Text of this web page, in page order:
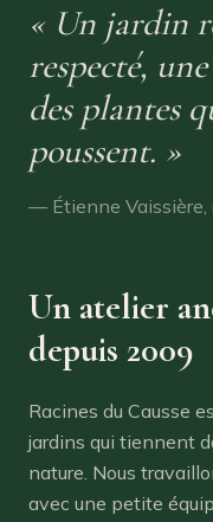
« Un jardin
respecté,
des plantes
poussent. »
— Étienne Vaissière,
Un atelier
depuis 2009
Racines du Causse
jardins qui tiennent
nature. Nous
avec une petite